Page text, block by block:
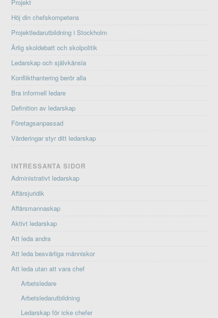
Projekt
Höj din chefskompetens
Projektledarutbildning i Stockholm
Ärlig skoldebatt och skolpolitik
Ledarskap och självkänsla
Konflikthantering berör alla
Bra informell ledare
Definition av ledarskap
Företagsanpassad
Värderingar styr ditt ledarskap
INTRESSANTA SIDOR
Administrativt ledarskap
Affärsjuridik
Affärsmannaskap
Aktivt ledarskap
Att leda andra
Att leda besvärliga människor
Att leda utan att vara chef
Arbetsledare
Arbetsledarutbildning
Ledarskap för icke chefer